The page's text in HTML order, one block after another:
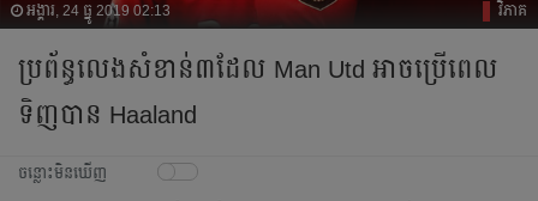
អង្គារ, 24 ធ្នូ 2019 02:13 វិភាគ
ប្រព័ន្ធ​លេង​​សំខាន់​៣​ដែល​ Man Utd អាច​ប្រើ​ពេល​​
ទិញ​បាន​ Haaland
ចន្លោះមិនឃើញ